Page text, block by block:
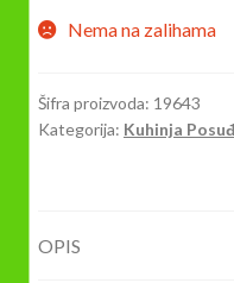
Nema na zalihama
Šifra proizvoda: 19643
Kategorija: Kuhinja
OPIS